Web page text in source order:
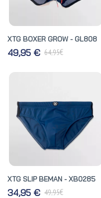
XTG BOXER GROW - GL808
49,95 € 64,95€
XTG SLIP BEMAN - XB0285
34,95 € 49,95€